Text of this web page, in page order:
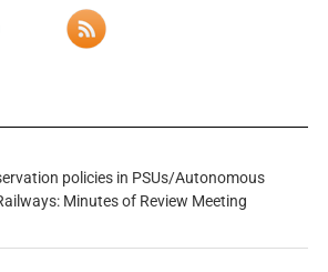
policies in PSUs/Autonomous
Minutes of Review Meeting